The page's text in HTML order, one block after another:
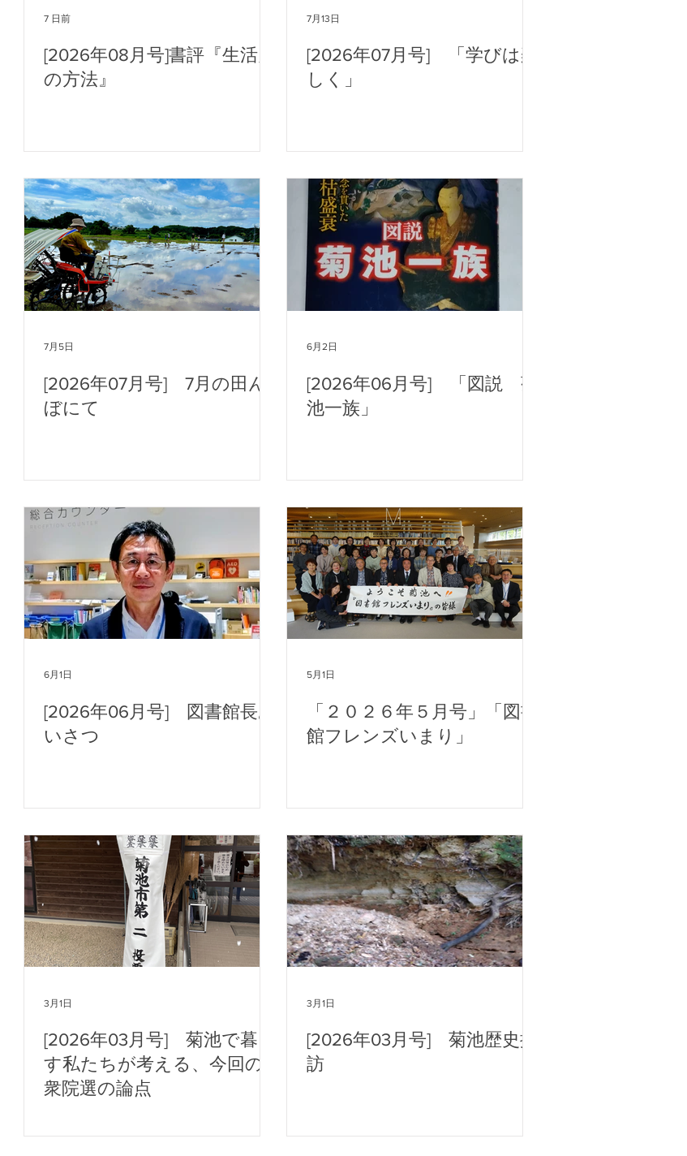
[2026年08月号]書評『生活史
の方法』
7 日前
[2026年07月号] 「学びは楽
しく」
7月13日
[2026年07月号] 7月の田ん
ぼにて
7月5日
[2026年06月号] 「図説 菊
池一族」
6月2日
[2026年06月号] 図書館長あ
いさつ
6月1日
「２０２６年５月号」「図書
館フレンズいまり」
5月1日
[2026年03月号] 菊池で暮ら
す私たちが考える、今回の
衆院選の論点
3月1日
[2026年03月号] 菊池歴史探
訪
3月1日